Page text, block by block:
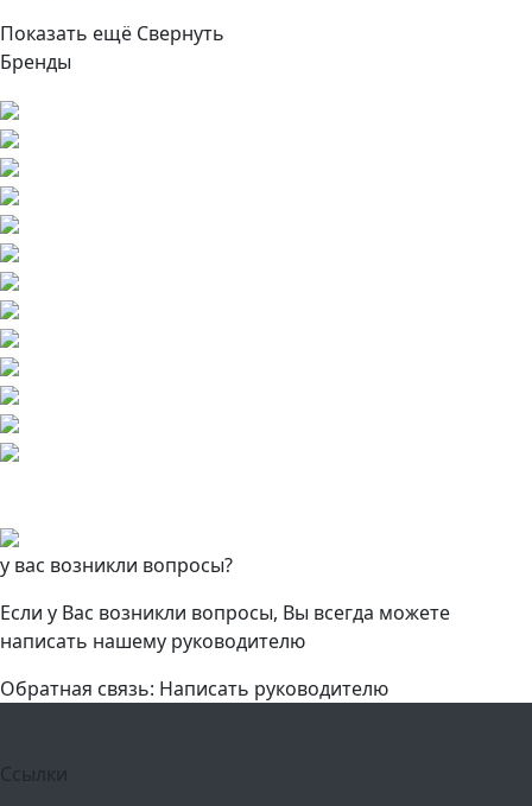
Показать ещё Свернуть
Бренды
у вас возникли вопросы?
Если у Вас возникли вопросы, Вы всегда можете
написать нашему руководителю
Обратная связь: Написать руководителю
Ссылки